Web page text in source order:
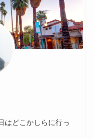
はどこかしらに行っ